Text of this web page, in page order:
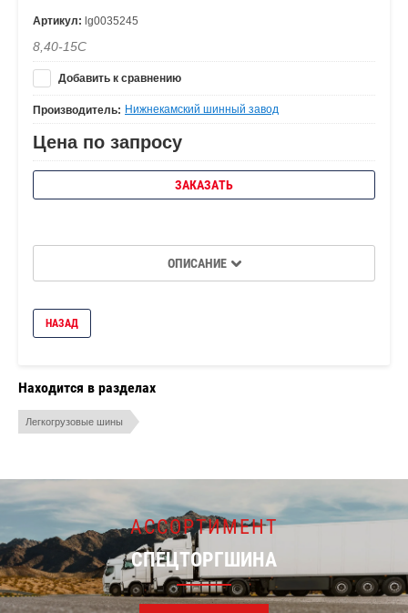
Артикул: lg0035245
8,40-15С
Добавить к сравнению
Производитель: Нижнекамский шинный завод
Цена по запросу
ЗАКАЗАТЬ
ОПИСАНИЕ
НАЗАД
Находится в разделах
Легкогрузовые шины
АССОРТИМЕНТ
СПЕЦТОРГШИНА